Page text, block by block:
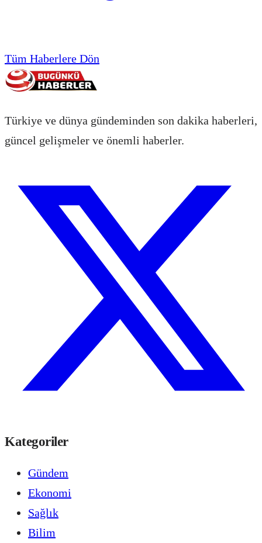
Tüm Haberlere Dön
Türkiye ve dünya gündeminden son dakika haberleri,
güncel gelişmeler ve önemli haberler.
Kategoriler
Gündem
Ekonomi
Sağlık
Bilim